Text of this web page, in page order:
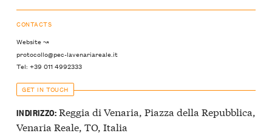
CONTACTS
Website ↝
protocollo@pec-lavenariareale.it
Tel: +39 011 4992333
GET IN TOUCH
INDIRIZZO:Reggia di Venaria, Piazza della Repubblica,
Venaria Reale, TO, Italia